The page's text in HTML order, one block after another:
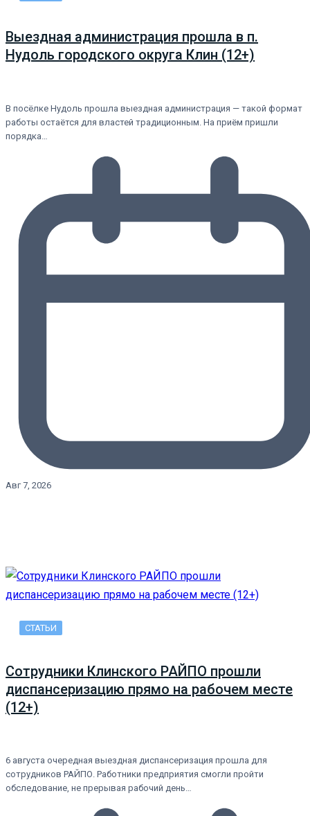
Выездная администрация прошла в п.
Нудоль городского округа Клин (12+)
В посёлке Нудоль прошла выездная администрация — такой формат
работы остаётся для властей традиционным. На приём пришли
порядка…
Авг 7, 2026
СТАТЬИ
Сотрудники Клинского РАЙПО прошли
диспансеризацию прямо на рабочем месте
(12+)
6 августа очередная выездная диспансеризация прошла для
сотрудников РАЙПО. Работники предприятия смогли пройти
обследование, не прерывая рабочий день…